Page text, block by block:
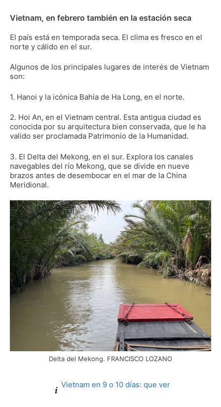
Vietnam, en febrero también en la estación seca
El país está en temporada seca. El clima es fresco en el
norte y cálido en el sur.
Algunos de los principales lugares de interés de Vietnam
son:
1. Hanoi y la icónica Bahía de Ha Long, en el norte.
2. Hoi An, en el Vietnam central. Esta antigua ciudad es
conocida por su arquitectura bien conservada, que le ha
valido ser proclamada Patrimonio de la Humanidad.
3. El Delta del Mekong, en el sur. Explora los canales
navegables del río Mekong, que se divide en nueve
brazos antes de desembocar en el mar de la China
Meridional.
Delta del Mekong. FRANCISCO LOZANO
Vietnam en 9 o 10 días: que ver